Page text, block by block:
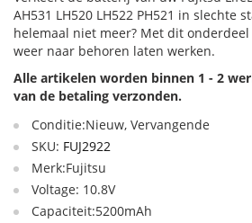
AH531 LH520 LH522 PH521 in slechte
helemaal niet meer? Met dit
weer naar behoren laten werken.
Alle artikelen worden binnen 1 - 2
van de betaling verzonden.
Conditie:Nieuw, Vervangende
SKU: FUJ2922
Merk:Fujitsu
Voltage: 10.8V
Capaciteit:5200mAh